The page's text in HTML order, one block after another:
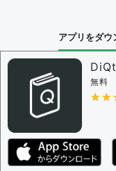
アプリをダウ
DiQt
無料